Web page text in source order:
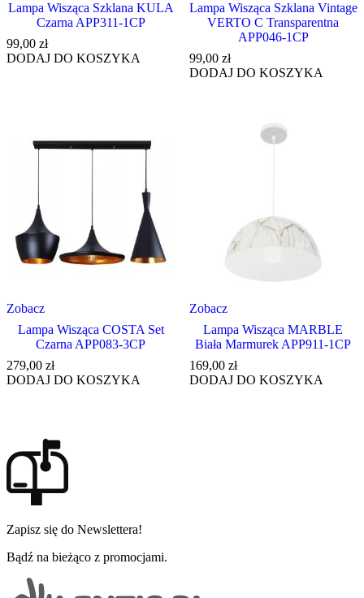
Lampa Wisząca Szklana KULA
Czarna APP311-1CP
99,00 zł
DODAJ DO KOSZYKA
Lampa Wisząca Szklana Vintage
VERTO C Transparentna
APP046-1CP
99,00 zł
DODAJ DO KOSZYKA
Zobacz
Lampa Wisząca COSTA Set
Czarna APP083-3CP
279,00 zł
DODAJ DO KOSZYKA
Zobacz
Lampa Wisząca MARBLE
Biała Marmurek APP911-1CP
169,00 zł
DODAJ DO KOSZYKA
Zapisz się do Newslettera!
Bądź na bieżąco z promocjami.